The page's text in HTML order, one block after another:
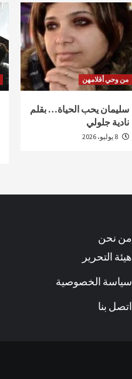
من وحي أقلامهن
سليمان يحب الحياة… بقلم
نادية جلولي
من نحن
هيئة التحرير
سياسة الخصوصية
اتصل بنا